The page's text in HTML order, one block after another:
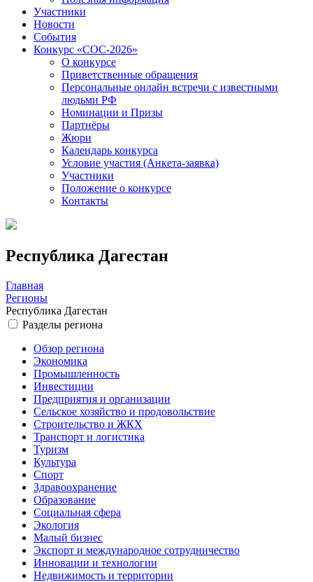
Участники
Новости
События
Конкурс «СОС-2026»
О конкурсе
Приветственные обращения
Персональные онлайн встречи с известными
людьми РФ
Номинации и Призы
Партнёры
Жюри
Календарь конкурса
Условие участия (Анкета-заявка)
Участники
Положение о конкурсе
Контакты
Республика Дагестан
Главная
Регионы
Республика Дагестан
Разделы региона
Обзор региона
Экономика
Промышленность
Инвестиции
Предприятия и организации
Сельское хозяйство и продовольствие
Строительство и ЖКХ
Транспорт и логистика
Туризм
Культура
Спорт
Здравоохранение
Образование
Социальная сфера
Экология
Малый бизнес
Экспорт и международное сотрудничество
Инновации и технологии
Недвижимость и территории